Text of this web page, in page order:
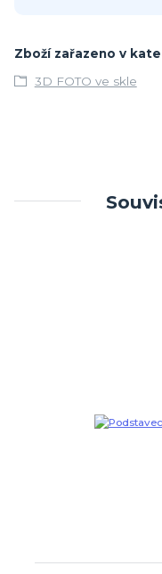
Zboží zařazeno v
3D FOTO ve skle